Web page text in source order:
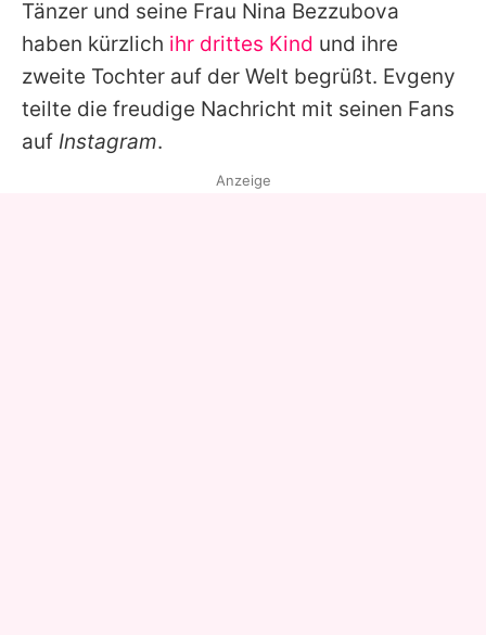
Tänzer und seine Frau Nina Bezzubova
haben kürzlich ihr drittes Kind und ihre
zweite Tochter auf der Welt begrüßt. Evgeny
teilte die freudige Nachricht mit seinen Fans
auf Instagram.
Anzeige